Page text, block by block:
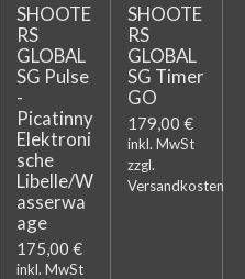
SHOOTE
RS
GLOBAL
SG Pulse
-
Picatinny
Elektroni
sche
Libelle/W
asserwa
age
175,00 €
inkl. MwSt
SHOOTE
RS
GLOBAL
SG Timer
GO
179,00 €
inkl. MwSt
zzgl.
Versandkosten